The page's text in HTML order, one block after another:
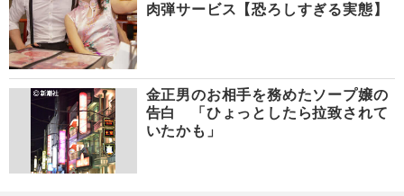
肉弾サービス【恐ろしすぎる実態】
金正男のお相手を務めたソープ嬢の
告白 「ひょっとしたら拉致されて
いたかも」